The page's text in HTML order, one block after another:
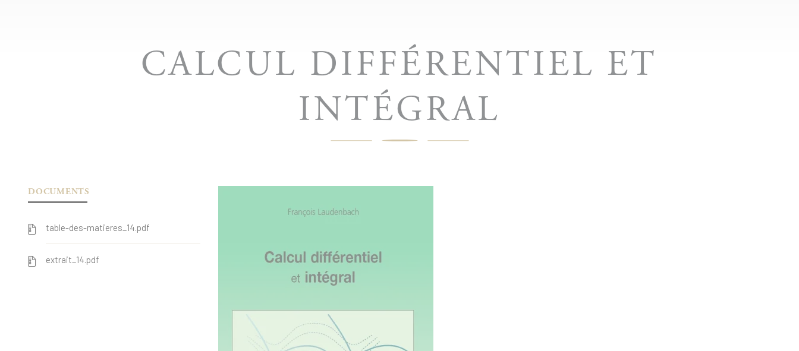
CALCUL DIFFÉRENTIEL ET
INTÉGRAL
DOCUMENTS
table-des-matieres_14.pdf
extrait_14.pdf